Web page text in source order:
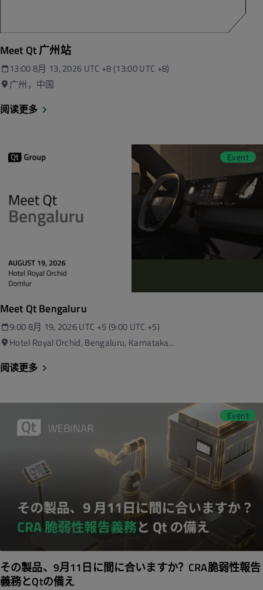
Meet Qt 广州站
13:00 8月 13, 2026 UTC +8 (13:00 UTC +8)
广州，中国
阅读更多
Event
Meet Qt Bengaluru
9:00 8月 19, 2026 UTC +5 (9:00 UTC +5)
Hotel Royal Orchid, Bengaluru, Karnataka...
阅读更多
Event
その製品、9月11日に間に合いますか？CRA脆弱性報告
義務とQtの備え